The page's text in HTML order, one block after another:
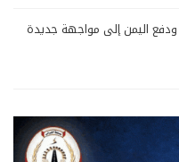
اليمن إلى مواجهة جديدة